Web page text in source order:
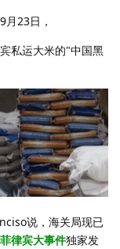
月23日，
私运大米的"中国黑
说，海关局现已
菲律宾大事件独家发